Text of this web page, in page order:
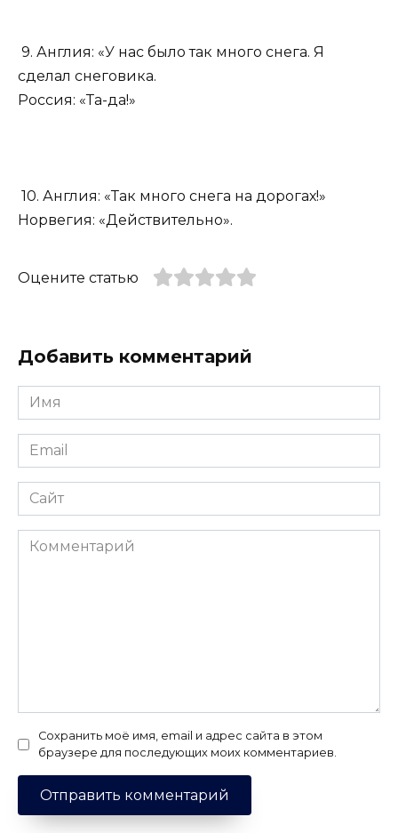
9. Англия: «У нас было так много снега. Я
сделал снеговика.
Россия: «Та-да!»
10. Англия: «Так много снега на дорогах!»
Норвегия: «Действительно».
Оцените статью
Добавить комментарий
Имя
*
Email
*
Сайт
Комментарий
Сохранить моё имя, email и адрес сайта в этом
браузере для последующих моих комментариев.